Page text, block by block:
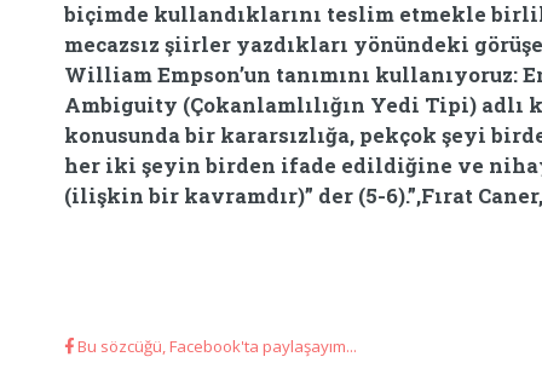
biçimde kullandıklarını teslim etmekle
mecazsız şiirler yazdıkları yönündeki
William Empson’un tanımını kullanıyoruz:
Ambiguity (Çokanlamlılığın Yedi Tipi) adlı
konusunda bir kararsızlığa, pekçok şeyi
her iki şeyin birden ifade edildiğine ve
(ilişkin bir kavramdır)” der (5-6).”,Fırat
Bu sözcüğü, Facebook'ta paylaşayım...